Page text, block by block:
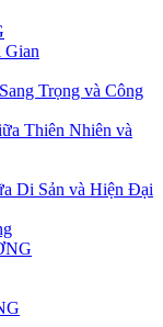
Trọng và Công
Thiên Nhiên và
Di Sản và Hiện Đại